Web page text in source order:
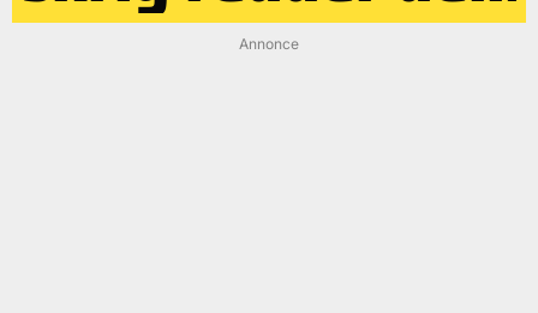
Annonce